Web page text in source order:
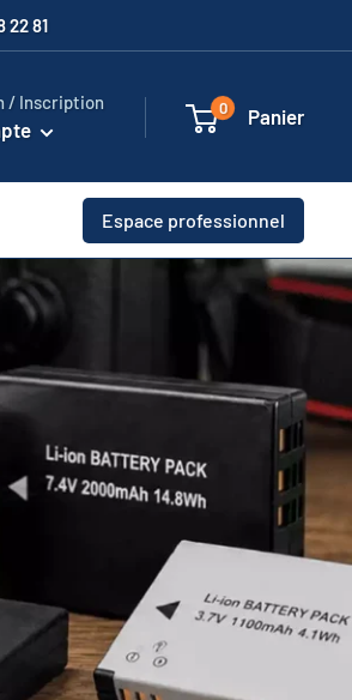
22 81
/ Inscription 0 Panier
Espace professionnel